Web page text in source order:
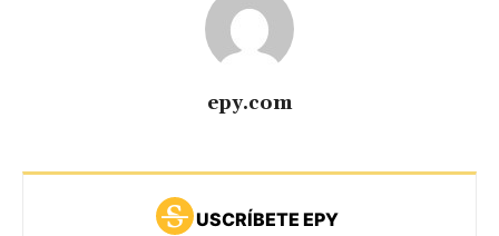
epy.com
USCRÍBETE EPY